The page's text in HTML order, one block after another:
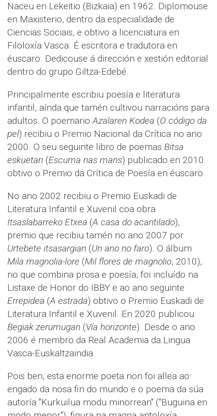
Naceu en Lekeitio (Bizkaia) en 1962. Diplomouse
en Maxisterio, dentro da especialidade de
Ciencias Sociais, e obtivo a licenciatura en
Filoloxía Vasca. É escritora e tradutora en
éuscaro. Dedicouse á dirección e xestión editorial
dentro do grupo Giltza-Edebé.
Principalmente escribiu poesía e literatura
infantil, aínda que tamén cultivou narracións para
adultos. O poemarioAzalaren Kodea (O código da
pel) recibiu o Premio Nacional da Crítica no ano
2000. O seu seguinte libro de poemas Bitsa
eskuetan (Escuma nas mans) publicado en 2010
obtivo o Premio da Crítica de Poesía en éuscaro.
No ano 2002 recibiu o Premio Euskadi de
Literatura Infantil e Xuvenil coa obra
Itsaslabarreko Etxea (A casa do acantilado),
premio que recibiu tamén no ano 2007 por
Urtebete itsasargian (Un ano no faro). O álbum
Mila magnolia-lore (Mil flores de magnolio, 2010),
no que combina prosa e poesía, foi incluído na
Listaxe de Honor do IBBY e ao ano seguinte
Errepidea (A estrada) obtivo o Premio Euskadi de
Literatura Infantil e Xuvenil. En 2020 publicou
Begiak zerumugan (Vía horizonte). Desde o ano
2006 é membro da Real Academia da Lingua
Vasca-Euskaltzaindia.
Pois ben, esta enorme poeta non foi allea ao
engado da nosa fin do mundo e o poema da súa
autoría "Kurkuilua modu minorrean" ("Buguina en